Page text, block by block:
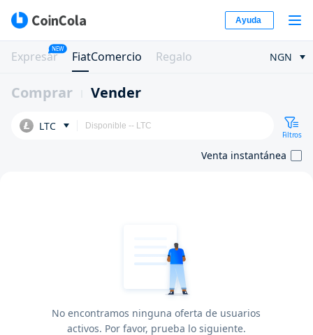
Ayuda
Expresar
NEW
FiatComercio Regalo NGN
Comprar Vender
LTC
Filtros
Venta instantánea
No encontramos ninguna oferta de usuarios
activos. Por favor, prueba lo siguiente.